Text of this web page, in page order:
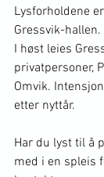
Lysforholdene
Gressvik-hallen.
I høst leies
privatpersoner,
Omvik.
etter nyttår.
Har du lyst til å
med i en spleis